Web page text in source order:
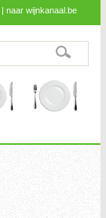
| naar wijnkanaal.be